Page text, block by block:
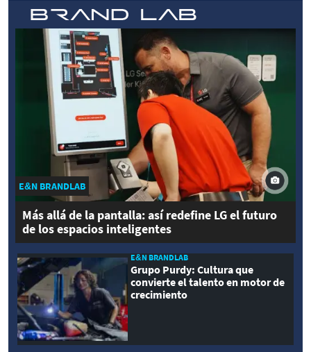
E&N BRANDLAB
Más allá de la pantalla: así redefine LG el futuro
de los espacios inteligentes
E&N BRANDLAB
Grupo Purdy: Cultura que
convierte el talento en motor de
crecimiento